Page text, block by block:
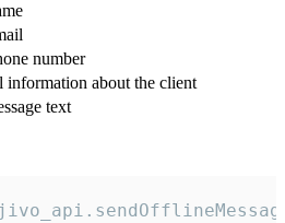
number
information about the client
text